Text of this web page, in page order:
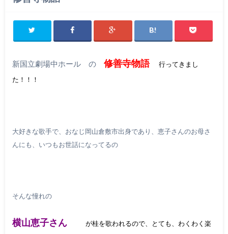
新国立劇場中ホール の 修善寺物語
行ってきまし
た！！！
大好きな歌手で、おなじ岡山倉敷市出身であり、恵子さんのお母さ
んにも、いつもお世話になってるの
そんな憧れの
横山恵子さん
が桂を歌われるので、とても、わくわく楽